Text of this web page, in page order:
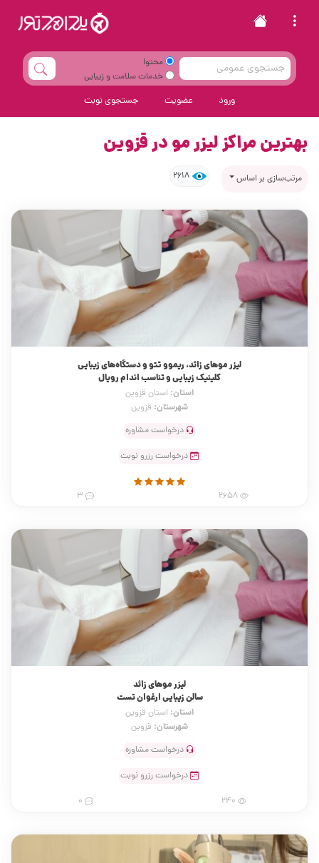
محتوا
خدمات سلامت و زیبایی
ورود عضویت جستجوی نوبت
بهترین مراکز لیزر مو در قزوین
مرتب‌سازی بر اساس 2618
لیزر موهای زائد، ریموو تتو و دستگاه‌های زیبایی
کلینیک زیبایی و تناسب اندام رویال
استان: استان قزوین
شهرستان: قزوین
درخواست مشاوره
درخواست رزرو نوبت
لیزر موهای زائد
سالن زیبایی ارغوان تست
استان: استان قزوین
شهرستان: قزوین
درخواست مشاوره
درخواست رزرو نوبت